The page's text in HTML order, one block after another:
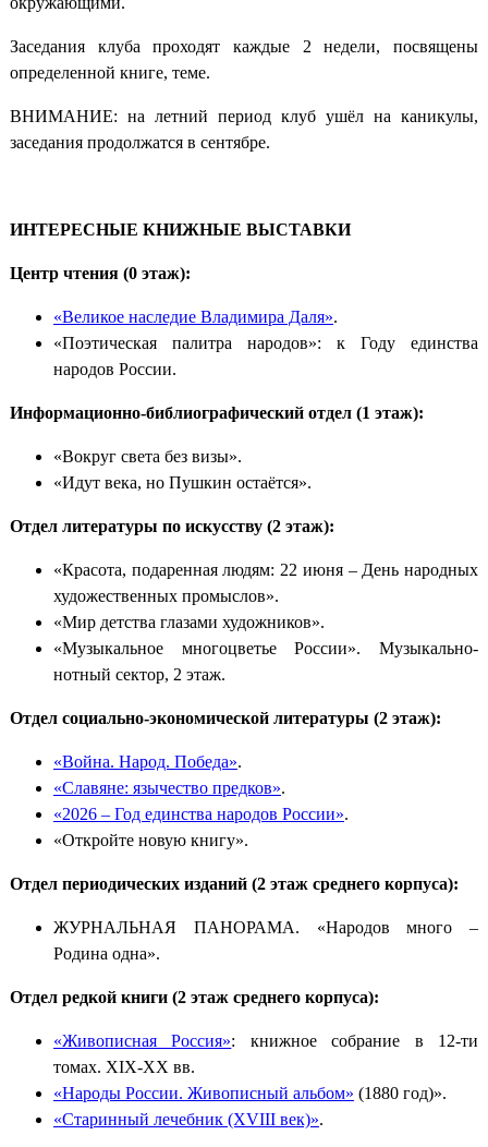
Заседания клуба проходят каждые 2 недели, посвящены
определенной книге, теме.
ВНИМАНИЕ: на летний период клуб ушёл на каникулы,
заседания продолжатся в сентябре.
ИНТЕРЕСНЫЕ КНИЖНЫЕ ВЫСТАВКИ
Центр чтения (0 этаж):
«Великое наследие Владимира Даля».
«Поэтическая палитра народов»: к Году единства
народов России.
Информационно-библиографический отдел (1 этаж):
«Вокруг света без визы».
«Идут века, но Пушкин остаётся».
Отдел литературы по искусству (2 этаж):
«Красота, подаренная людям: 22 июня – День народных
художественных промыслов».
«Мир детства глазами художников».
«Музыкальное многоцветье России». Музыкально-
нотный сектор, 2 этаж.
Отдел социально-экономической литературы (2 этаж):
«Война. Народ. Победа».
«Славяне: язычество предков».
«2026 – Год единства народов России».
«Откройте новую книгу».
Отдел периодических изданий (2 этаж среднего корпуса):
ЖУРНАЛЬНАЯ ПАНОРАМА. «Народов много –
Родина одна».
Отдел редкой книги (2 этаж среднего корпуса):
«Живописная Россия»: книжное собрание в 12-ти
томах. XIX-XX вв.
«Народы России. Живописный альбом» (1880 год)».
«Старинный лечебник (XVIII век)».